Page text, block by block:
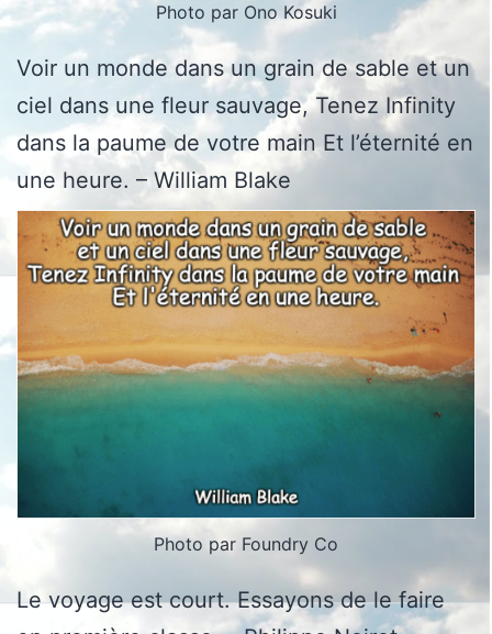
Photo par Ono Kosuki
Voir un monde dans un grain de sable et un
ciel dans une fleur sauvage, Tenez Infinity
dans la paume de votre main Et l’éternité en
une heure. – William Blake
Photo par Foundry Co
Le voyage est court. Essayons de le faire